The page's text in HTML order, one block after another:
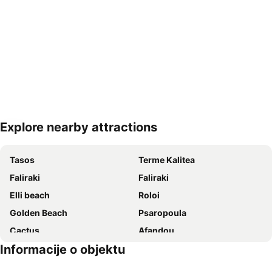
Explore nearby attractions
Tasos
Terme Kalitea
Faliraki
Faliraki
Elli beach
Roloi
Golden Beach
Psaropoula
Cactus
Afandou
«The Blue Orange Band» live Friday's
Informacije o objektu